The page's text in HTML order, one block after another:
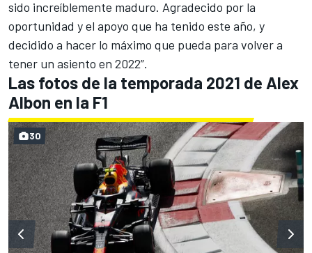
sido increíblemente maduro. Agradecido por la
oportunidad y el apoyo que ha tenido este año, y
decidido a hacer lo máximo que pueda para volver a
tener un asiento en 2022”.
Las fotos de la temporada 2021 de Alex
Albon en la F1
30